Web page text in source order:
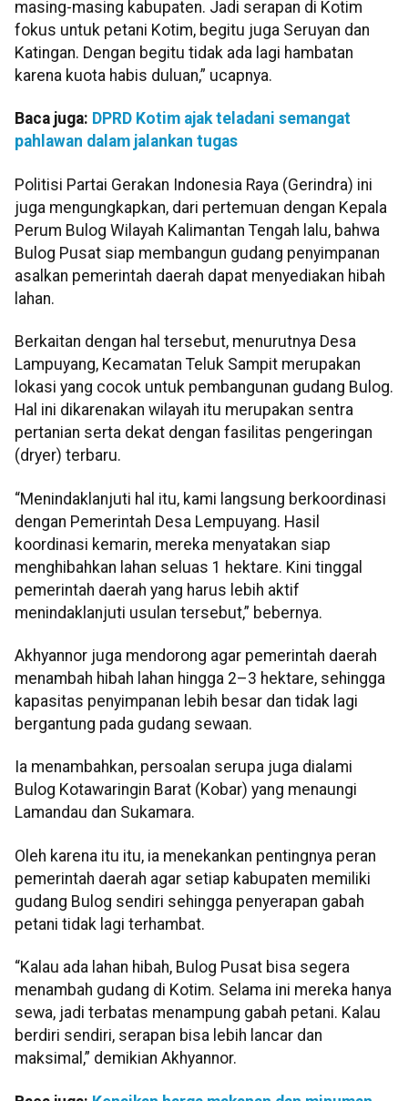
masing-masing kabupaten. Jadi serapan di Kotim
fokus untuk petani Kotim, begitu juga Seruyan dan
Katingan. Dengan begitu tidak ada lagi hambatan
karena kuota habis duluan,” ucapnya.
Baca juga: DPRD Kotim ajak teladani semangat
pahlawan dalam jalankan tugas
Politisi Partai Gerakan Indonesia Raya (Gerindra) ini
juga mengungkapkan, dari pertemuan dengan Kepala
Perum Bulog Wilayah Kalimantan Tengah lalu, bahwa
Bulog Pusat siap membangun gudang penyimpanan
asalkan pemerintah daerah dapat menyediakan hibah
lahan.
Berkaitan dengan hal tersebut, menurutnya Desa
Lampuyang, Kecamatan Teluk Sampit merupakan
lokasi yang cocok untuk pembangunan gudang Bulog.
Hal ini dikarenakan wilayah itu merupakan sentra
pertanian serta dekat dengan fasilitas pengeringan
(dryer) terbaru.
“Menindaklanjuti hal itu, kami langsung berkoordinasi
dengan Pemerintah Desa Lempuyang. Hasil
koordinasi kemarin, mereka menyatakan siap
menghibahkan lahan seluas 1 hektare. Kini tinggal
pemerintah daerah yang harus lebih aktif
menindaklanjuti usulan tersebut,” bebernya.
Akhyannor juga mendorong agar pemerintah daerah
menambah hibah lahan hingga 2–3 hektare, sehingga
kapasitas penyimpanan lebih besar dan tidak lagi
bergantung pada gudang sewaan.
Ia menambahkan, persoalan serupa juga dialami
Bulog Kotawaringin Barat (Kobar) yang menaungi
Lamandau dan Sukamara.
Oleh karena itu itu, ia menekankan pentingnya peran
pemerintah daerah agar setiap kabupaten memiliki
gudang Bulog sendiri sehingga penyerapan gabah
petani tidak lagi terhambat.
“Kalau ada lahan hibah, Bulog Pusat bisa segera
menambah gudang di Kotim. Selama ini mereka hanya
sewa, jadi terbatas menampung gabah petani. Kalau
berdiri sendiri, serapan bisa lebih lancar dan
maksimal,” demikian Akhyannor.